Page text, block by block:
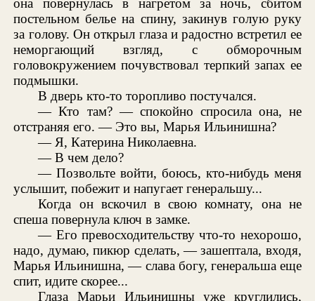
она повернулась в нагретом за ночь, сбитом
постельном белье на спину, закинув голую руку
за голову. Он открыл глаза и радостно встретил ее
неморгающий взгляд, с обморочным
головокружением почувствовал терпкий запах ее
подмышки.
В дверь кто-то торопливо постучался.
— Кто там? — спокойно спросила она, не
отстраняя его. — Это вы, Марья Ильинишна?
— Я, Катерина Николаевна.
— В чем дело?
— Позвольте войти, боюсь, кто-нибудь меня
услышит, побежит и напугает генеральшу...
Когда он вскочил в свою комнату, она не
спеша повернула ключ в замке.
— Его превосходительству что-то нехорошо,
надо, думаю, пикюр сделать, — зашептала, входя,
Марья Ильинишна, — слава богу, генеральша еще
спит, идите скорее...
Глаза Марьи Ильинишны уже круглились,